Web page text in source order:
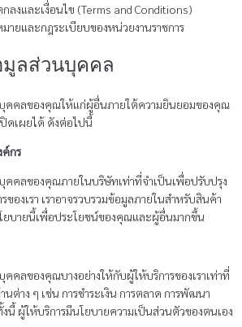
ลงและเงื่อนไข (Terms and Conditions)
ายและกฎระเบียบของหน่วยงานราชการ
มูลส่วนบุคคล
บุคคลของคุณให้แก่ผู้อื่นภายใต้ความยินยอมของคุณ
ดเผยได้ ดังต่อไปนี้
ค์กร
คคลของคุณภายในบริษัทเท่าที่จำเป็นเพื่อปรับปรุง
องเรา เราอาจรวบรวมข้อมูลภายในสำหรับสินค้า
ยบายนี้เพื่อประโยชน์ของคุณและผู้อื่นมากขึ้น
คคลของคุณบางอย่างให้กับผู้ให้บริการของเราเท่าที่
ต่าง ๆ เช่น การชำระเงิน การตลาด การพัฒนา
นี้ ผู้ให้บริการมีนโยบายความเป็นส่วนตัวของตนเอง